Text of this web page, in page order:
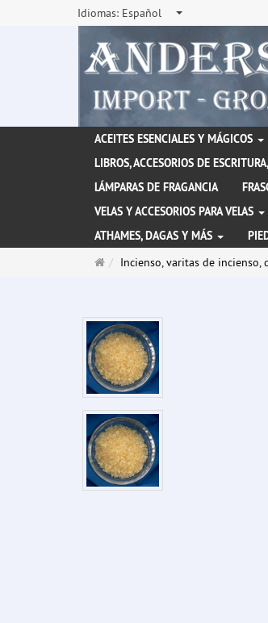
Idiomas: Español
ACEITES ESENCIALES Y MÁGICOS
LIBROS, ACCESORIOS DE
LÁMPARAS DE FRAGANCIA
VELAS Y ACCESORIOS PARA VELAS
ATHAMES, DAGAS Y MÁS
PáginaIncienso, varitas de incienso,